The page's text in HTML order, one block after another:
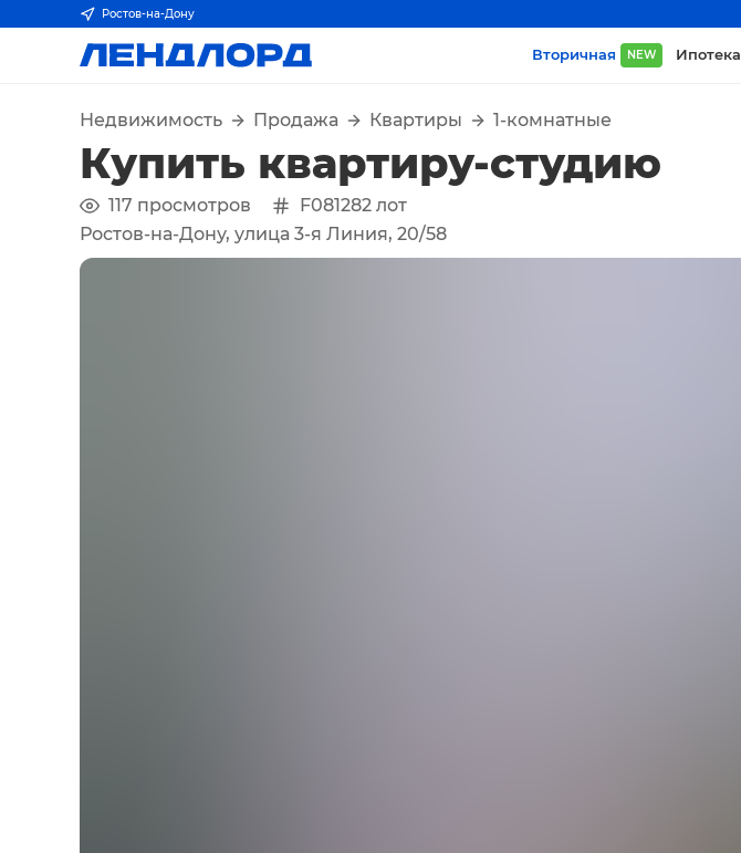
Ростов-на-Дону
Вторичная NEW Ипотека
Недвижимость Продажа Квартиры 1-комнатные
Купить квартиру-студию
117 просмотров F081282 лот
Ростов-на-Дону, улица 3-я Линия, 20/58